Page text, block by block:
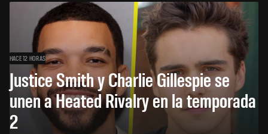
HACE 12 HORAS
Justice Smith y Charlie Gillespie se
unen a Heated Rivalry en la temporada
2